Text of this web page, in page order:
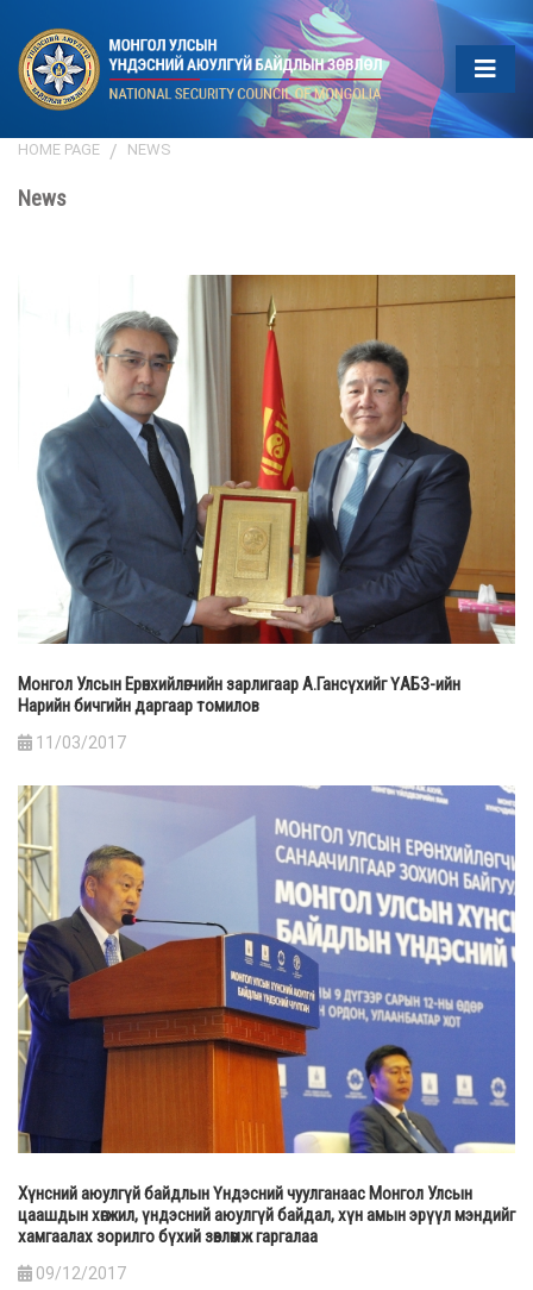
HOME PAGE NEWS
News
Монгол Улсын Ерөнхийлөгчийн зарлигаар А.Гансүхийг ҮАБЗ-ийн
Нарийн бичгийн даргаар томилов
11/03/2017
Хүнсний аюулгүй байдлын Үндэсний чуулганаас Монгол Улсын
цаашдын хөгжил, үндэсний аюулгүй байдал, хүн амын эрүүл мэндийг
хамгаалах зорилго бүхий зөвлөмж гаргалаа
09/12/2017